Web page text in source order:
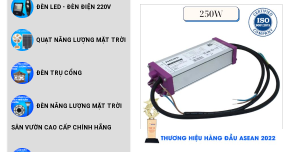
ĐÈN LED - ĐÈN ĐIỆN 220V
Hoàng Quốc Bảo - Độ Sáng Cao,
QUẠT NĂNG LƯỢNG MẶT TRỜI
ĐÈN TRỤ CỔNG
ĐÈN NĂNG LƯỢNG MẶT TRỜI
SÂN VƯỜN CAO CẤP CHÍNH HÃNG